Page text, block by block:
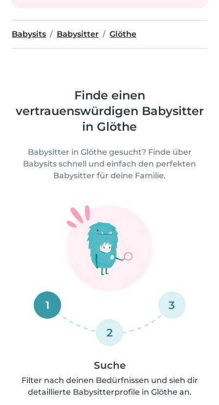
Babysits Babysitter Glöthe
Finde einen
vertrauenswürdigen Babysitter
in Glöthe
Babysitter in Glöthe gesucht? Finde über
Babysits schnell und einfach den perfekten
Babysitter für deine Familie.
1
2
3
Suche
Filter nach deinen Bedürfnissen und sieh dir
detaillierte Babysitterprofile in Glöthe an.